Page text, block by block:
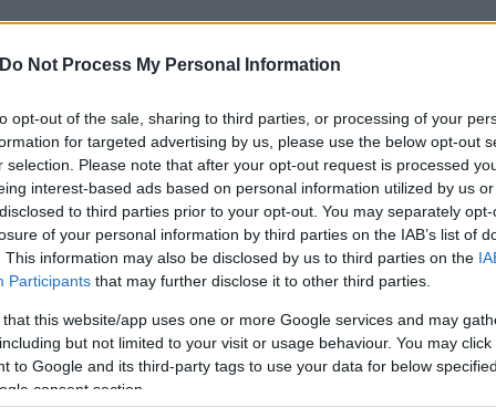
Do Not Process My Personal Information
opt-out of the sale, sharing to third parties, or processing of your
for targeted advertising by us, please use the below opt-out
selection. Please note that after your opt-out request is processed
interest-based ads based on personal information utilized by us
to third parties prior to your opt-out. You may separately
of your personal information by third parties on the IAB’s list of
This information may also be disclosed by us to third parties on the
Participants that may further disclose it to other third parties.
that this website/app uses one or more Google services and may
but not limited to your visit or usage behaviour. You may
to Google and its third-party tags to use your data for below
consent section.
δεν εμφανίστηκε στη σκηνή του Λυκαβηττού,
Σαλακά λέει σε ένα από τα βίντεο:
Σάττι δεν με δέχεται μέσα, οι συνεργάτες δεν
Μου φέρονται με πάρα πολύ περίεργο και
τέτοιο πράγμα. Ενώ έχω συνεννοηθεί με τη
δεν μου επιτρέπουν καν να μπω στα καμαρίνια,
με πάρα πολύ άσχημο τρόπο. Αυτή τη στιγμή η